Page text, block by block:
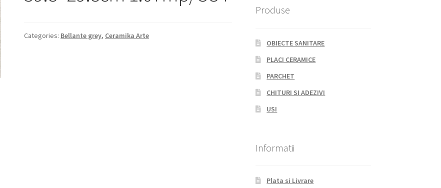
Categories: Bellante grey, Ceramika Arte
Produse
OBIECTE SANITARE
PLACI CERAMICE
PARCHET
CHITURI SI ADEZIVI
USI
Informatii
Plata si Livrare